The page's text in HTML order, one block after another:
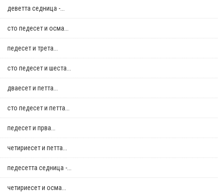
деветта седница -...
сто педесет и осма...
педесет и трета...
сто педесет и шеста...
дваесет и петта...
сто педесет и петта...
педесет и прва...
четириесет и петта...
педесетта седница -...
четириесет и осма...